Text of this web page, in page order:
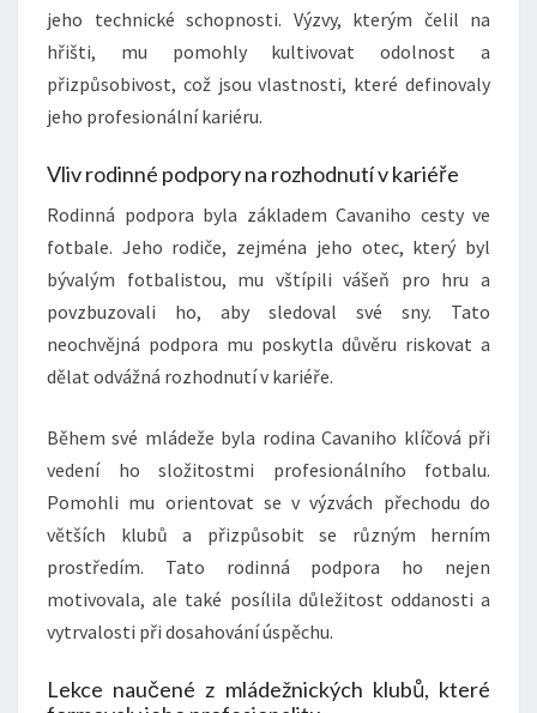
jeho technické schopnosti. Výzvy, kterým čelil na
hřišti, mu pomohly kultivovat odolnost a
přizpůsobivost, což jsou vlastnosti, které definovaly
jeho profesionální kariéru.
Vliv rodinné podpory na rozhodnutí v kariéře
Rodinná podpora byla základem Cavaniho cesty ve
fotbale. Jeho rodiče, zejména jeho otec, který byl
bývalým fotbalistou, mu vštípili vášeň pro hru a
povzbuzovali ho, aby sledoval své sny. Tato
neochvějná podpora mu poskytla důvěru riskovat a
dělat odvážná rozhodnutí v kariéře.
Během své mládeže byla rodina Cavaniho klíčová při
vedení ho složitostmi profesionálního fotbalu.
Pomohli mu orientovat se v výzvách přechodu do
větších klubů a přizpůsobit se různým herním
prostředím. Tato rodinná podpora ho nejen
motivovala, ale také posílila důležitost oddanosti a
vytrvalosti při dosahování úspěchu.
Lekce naučené z mládežnických klubů, které